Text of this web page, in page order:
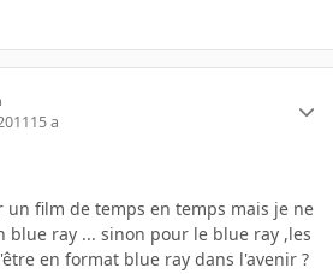
15 a
film de temps en temps mais je ne
blue ray ... sinon pour le blue ray ,les
en format blue ray dans l'avenir ?